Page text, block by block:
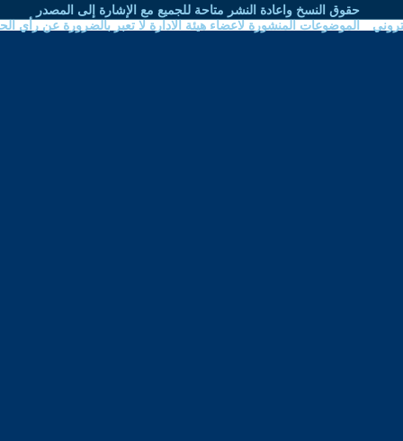
متاحة للجميع مع الإشارة إلى المصدر
هيئة الادارة لا تعبر بالضرورة عن رأي الحوار المتمدن